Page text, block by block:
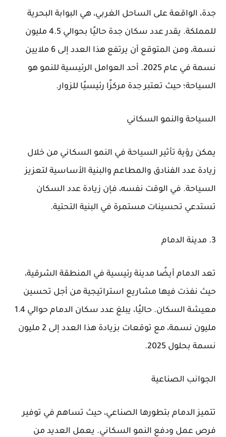
جدة، الواقعة على الساحل الغربي، هي البوابة البحرية
للمملكة. يقدر عدد سكان جدة حاليًا بحوالي 4.5 مليون
نسمة، ومن المتوقع أن يرتفع هذا العدد إلى 6 ملايين
نسمة في عام 2025. أحد العوامل الرئيسية للنمو هو
السياحة؛ حيث تعتبر جدة مركزًا رئيسيًا للزوار.
السياحة والنمو السكاني
يمكن رؤية تأثير السياحة في النمو السكاني من خلال
زيادة عدد الفنادق والمطاعم والبنية الأساسية لتعزيز
السياحة. في الوقت نفسه، فإن زيادة عدد السكان
تستدعي تحسينات مستمرة في البنية التحتية.
3. مدينة الدمام
تعد الدمام أيضًا مدينة رئيسية في المنطقة الشرقية،
حيث نفذت فيها مشاريع استراتيجية من أجل تحسين
معيشة السكان. حاليًا، يبلغ عدد سكان الدمام حوالي 1.4
مليون نسمة، مع توقعات بزيادة هذا العدد إلى 2 مليون
نسمة بحلول 2025.
الجوانب الصناعية
تتميز الدمام بتطورها الصناعي، حيث تساهم في توفير
فرص عمل ودفع النمو السكاني. يعمل العديد من